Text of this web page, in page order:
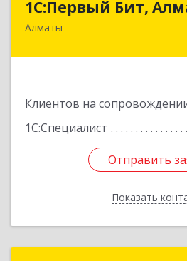
1С:Первый Бит,
Алматы
Клиентов на
1С:Специалист
Отправить
Показать
050046, Казахстан,
Отправить
Назад